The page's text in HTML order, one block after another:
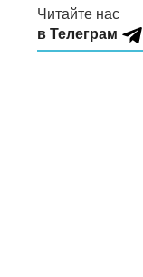
Читайте нас
в Телеграм